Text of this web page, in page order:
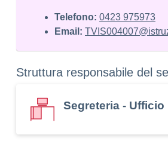
Telefono: 0423 975973
Email:
Struttura responsabile del
Segreteria - Ufficio